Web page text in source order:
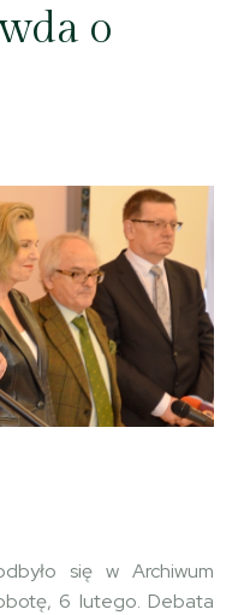
o
się w Archiwum
6 lutego. Debata